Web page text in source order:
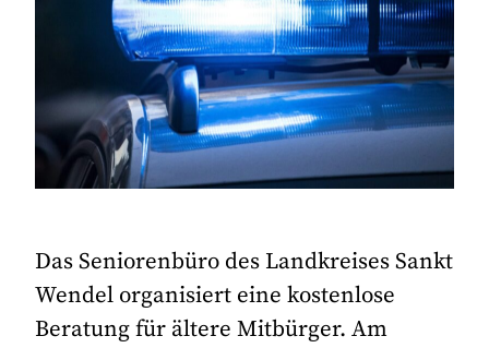
Das Seniorenbüro des Landkreises Sankt
Wendel organisiert eine kostenlose
Beratung für ältere Mitbürger. Am